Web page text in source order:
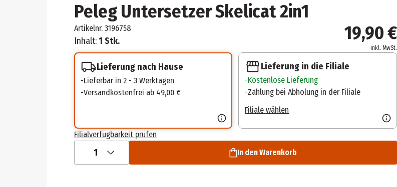
Peleg Untersetzer Skelicat 2in1
Artikelnr. 3196758
Inhalt:1 Stk. 19,90 €
inkl. MwSt.
Lieferung nach Hause
Lieferbar in 2 - 3 Werktagen
Versandkostenfrei ab 49,00 €
Lieferung in die Filiale
Kostenlose Lieferung
Zahlung bei Abholung in der Filiale
Filiale wählen
Filialverfügbarkeit prüfen
1 In den Warenkorb